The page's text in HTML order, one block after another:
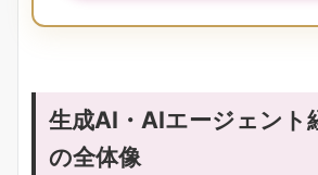
生成AI・ AIエージェント
の全体像